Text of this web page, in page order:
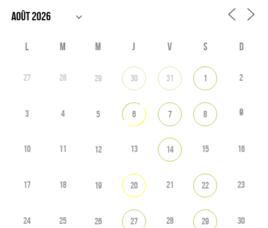
L M M J V S D
27 28 29 30 31 1 2
3 4 5 6 7 8 9
10 11 12 13 14 15 16
17 18 19 20 21 22 23
24 25 26 27 28 29 30